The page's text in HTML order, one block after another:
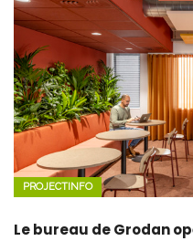
PROJECTINFO
Le bureau de Grodan